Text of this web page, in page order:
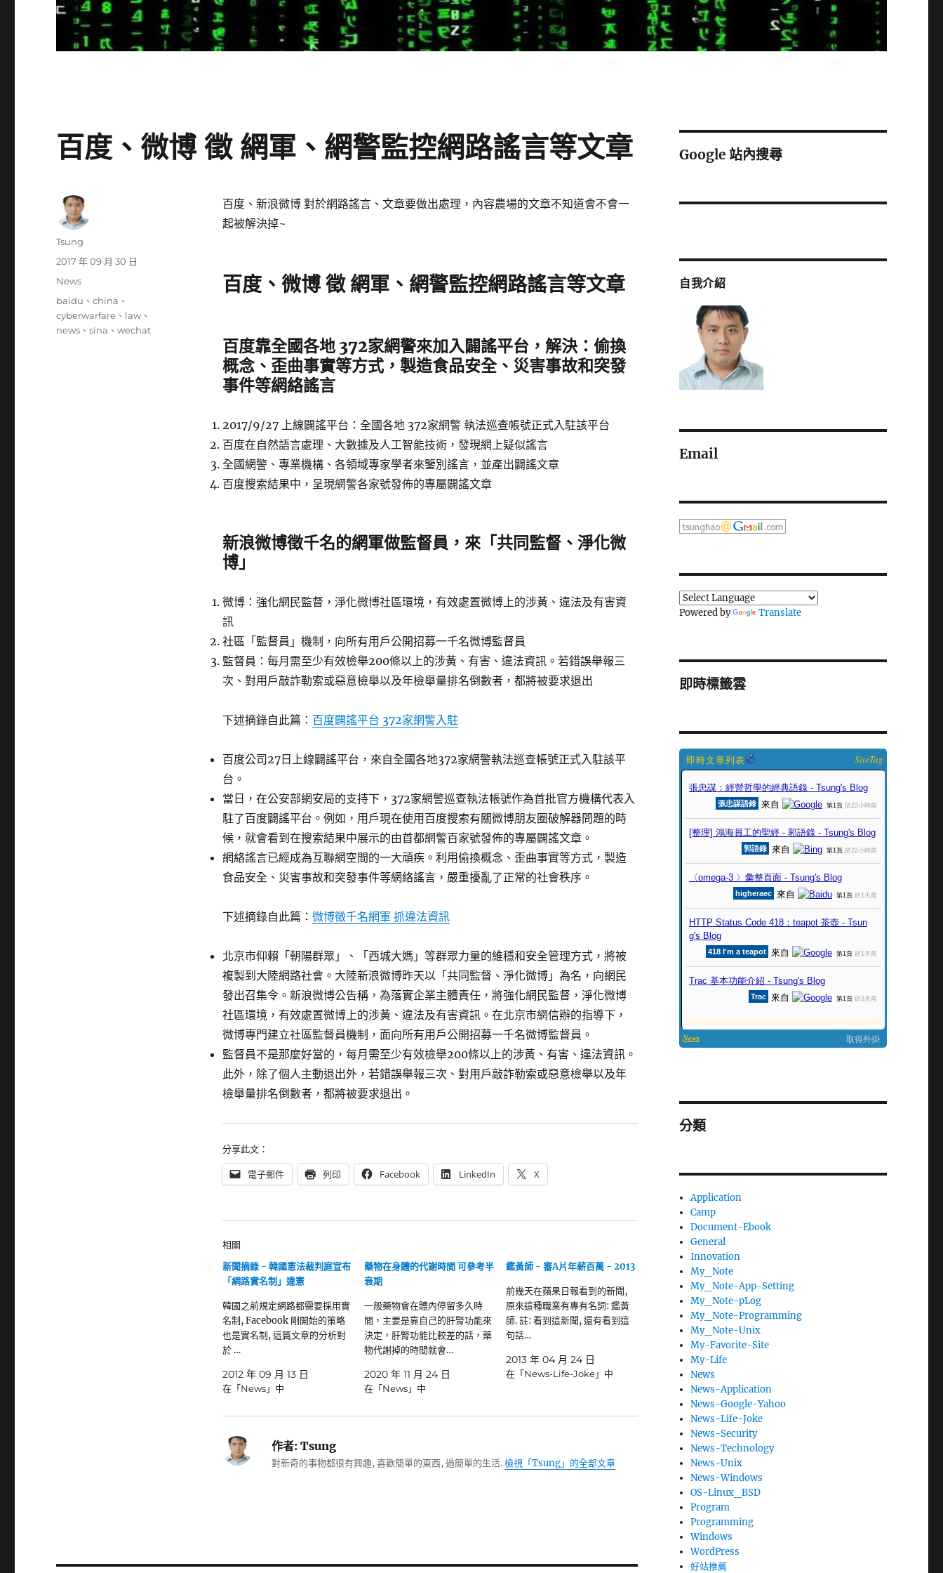
百度、微博 徵 網軍、網警監控網路謠言等文章
百度、新浪微博 對於網路謠言、文章要做出處理，內容農場的文章不知道會不會一
起被解決掉~
百度、微博 徵 網軍、網警監控網路謠言等文章
百度靠全國各地 372家網警來加入闢謠平台，解決：偷換
概念、歪曲事實等方式，製造食品安全、災害事故和突發
事件等網絡謠言
2017/9/27 上線闢謠平台：全國各地 372家網警 執法巡查帳號正式入駐該平台
百度在自然語言處理、大數據及人工智能技術，發現網上疑似謠言
全國網警、專業機構、各領域專家學者來鑒別謠言，並產出闢謠文章
百度搜索結果中，呈現網警各家號發佈的專屬闢謠文章
新浪微博徵千名的網軍做監督員，來「共同監督、淨化微
博」
微博：強化網民監督，淨化微博社區環境，有效處置微博上的涉黃、違法及有害資
訊
社區「監督員」機制，向所有用戶公開招募一千名微博監督員
監督員：每月需至少有效檢舉200條以上的涉黃、有害、違法資訊。若錯誤舉報三
次、對用戶敲詐勒索或惡意檢舉以及年檢舉量排名倒數者，都將被要求退出
下述摘錄自此篇： 百度闢謠平台 372家網警入駐
百度公司27日上線闢謠平台，來自全國各地372家網警執法巡查帳號正式入駐該平
台。
當日，在公安部網安局的支持下，372家網警巡查執法帳號作為首批官方機構代表入
駐了百度闢謠平台。例如，用戶現在使用百度搜索有關微博朋友圈破解器問題的時
候，就會看到在搜索結果中展示的由首都網警百家號發佈的專屬闢謠文章。
網絡謠言已經成為互聯網空間的一大頑疾。利用偷換概念、歪曲事實等方式，製造
食品安全、災害事故和突發事件等網絡謠言，嚴重擾亂了正常的社會秩序。
下述摘錄自此篇： 微博徵千名網軍 抓違法資訊
北京市仰賴「朝陽群眾」、「西城大媽」等群眾力量的維穩和安全管理方式，將被
複製到大陸網路社會。大陸新浪微博昨天以「共同監督、淨化微博」為名，向網民
發出召集令。新浪微博公告稱，為落實企業主體責任，將強化網民監督，淨化微博
社區環境，有效處置微博上的涉黃、違法及有害資訊。在北京市網信辦的指導下，
微博專門建立社區監督員機制，面向所有用戶公開招募一千名微博監督員。
監督員不是那麼好當的，每月需至少有效檢舉200條以上的涉黃、有害、違法資訊。
此外，除了個人主動退出外，若錯誤舉報三次、對用戶敲詐勒索或惡意檢舉以及年
檢舉量排名倒數者，都將被要求退出。
分享此文：
電子郵件 列印 Facebook LinkedIn X
相關
新聞摘錄 - 韓國憲法裁判庭宣布
「網路實名制」違憲
韓國之前規定網路都需要採用實
名制, Facebook 剛開始的策略
也是實名制, 這篇文章的分析對
於 …
2012 年 09 月 13 日
在「News」中
藥物在身體的代謝時間 可參考半
衰期
一般藥物會在體內停留多久時
間，主要是靠自己的肝腎功能來
決定，肝腎功能比較差的話，藥
物代謝掉的時間就會…
2020 年 11 月 24 日
在「News」中
鑑黃師 - 審A片年薪百萬 - 2013
前幾天在蘋果日報看到的新聞,
原來這種職業有專有名詞: 鑑黃
師. 註: 看到這新聞, 還有看到這
句話…
2013 年 04 月 24 日
在「News-Life-Joke」中
作者:Tsung
對新奇的事物都很有興趣, 喜歡簡單的東西, 過簡單的生活.檢視「Tsung」的全部文章
作
Tsung
發
期:
2017 年 09 月 30 日
分
類
News
標
籤
baidu 、china 、
cyberwarfare 、 law 、
news 、sina 、wechat
Google 站內搜尋
自我介紹
Email
Powered by Translate
即時標籤雲
SiteTag
分類
Application
Camp
Document-Ebook
General
Innovation
My_Note
My_Note-App-Setting
My_Note-pLog
My_Note-Programming
My_Note-Unix
My-Favorite-Site
My-Life
News
News-Application
News-Google-Yahoo
News-Life-Joke
News-Security
News-Technology
News-Unix
News-Windows
OS-Linux_BSD
Program
Programming
Windows
WordPress
好站推薦